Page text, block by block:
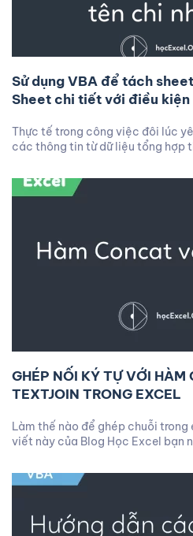
Sử dụng VBA để tách
Sheet chi tiết với điều kiện
Thực tế trong công việc đôi lúc
các thông tin từ dữ liệu tổng hợp
GHÉP NỐI KÝ TỰ VỚI HÀM
TEXTJOIN TRONG EXCEL
Làm thế nào để ghép chuỗi trong
viết này của Blog Học Excel bạn